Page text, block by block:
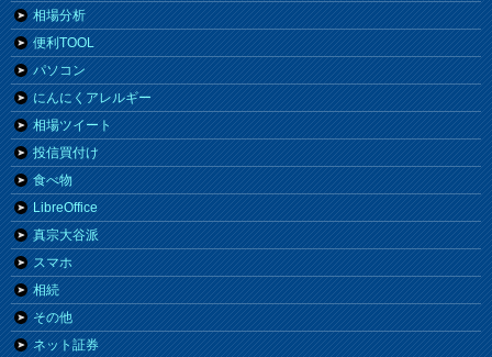
相場分析
便利TOOL
パソコン
にんにくアレルギー
相場ツイート
投信買付け
食べ物
LibreOffice
真宗大谷派
スマホ
相続
その他
ネット証券